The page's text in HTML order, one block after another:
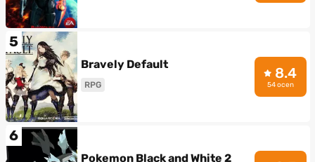
5
Bravely Default
RPG
8.4
54 ocen
6
Pokemon Black and White 2